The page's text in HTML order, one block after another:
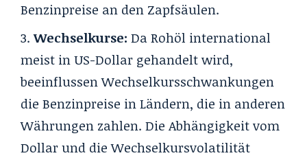
Benzinpreise an den Zapfsäulen.
Wechselkurse: Da Rohöl international
meist in US-Dollar gehandelt wird,
beeinflussen Wechselkursschwankungen
die Benzinpreise in Ländern, die in anderen
Währungen zahlen. Die Abhängigkeit vom
Dollar und die Wechselkursvolatilität